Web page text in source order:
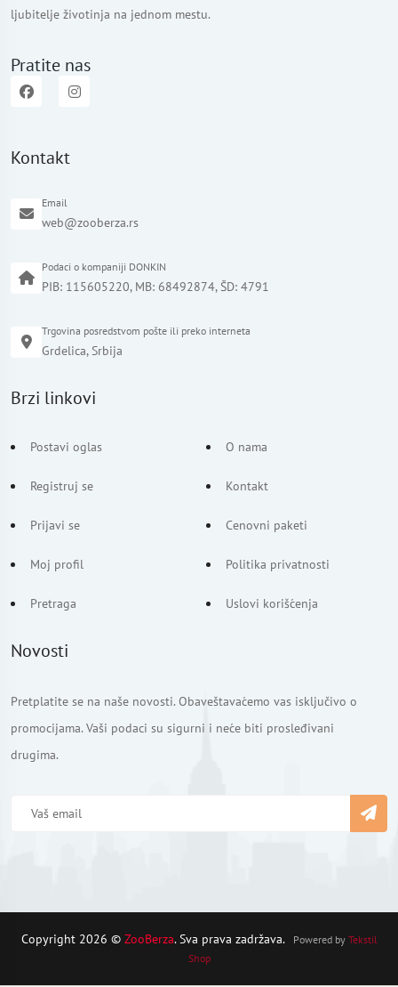
ljubitelje životinja na jednom mestu.
Pratite nas
Kontakt
Email
web@zooberza.rs
Podaci o kompaniji DONKIN
PIB: 115605220, MB: 68492874, ŠD: 4791
Trgovina posredstvom pošte ili preko interneta
Grdelica, Srbija
Brzi linkovi
Postavi oglas
Registruj se
Prijavi se
Moj profil
Pretraga
O nama
Kontakt
Cenovni paketi
Politika privatnosti
Uslovi korišćenja
Novosti
Pretplatite se na naše novosti. Obaveštavaćemo vas isključivo o
promocijama. Vaši podaci su sigurni i neće biti prosleđivani
drugima.
Copyright 2026 © ZooBerza. Sva prava zadržava. Powered by Tekstil
Shop